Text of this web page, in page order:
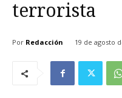
terrorista
Por Redacción 19 de agosto